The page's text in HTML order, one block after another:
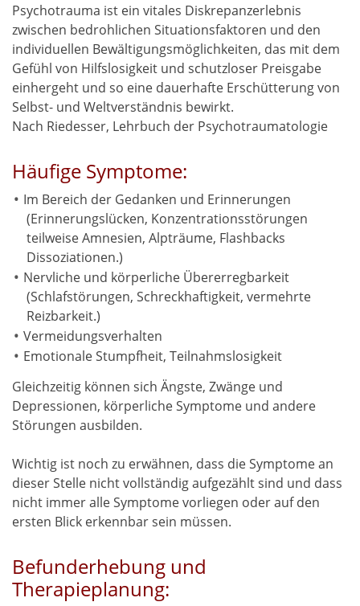
Psychotrauma ist ein vitales Diskrepanzerlebnis
zwischen bedrohlichen Situationsfaktoren und den
individuellen Bewältigungsmöglichkeiten, das mit dem
Gefühl von Hilfslosigkeit und schutzloser Preisgabe
einhergeht und so eine dauerhafte Erschütterung von
Selbst- und Weltverständnis bewirkt.
Nach Riedesser, Lehrbuch der Psychotraumatologie
Häufige Symptome:
Im Bereich der Gedanken und Erinnerungen
(Erinnerungslücken, Konzentrationsstörungen
teilweise Amnesien, Alpträume, Flashbacks
Dissoziationen.)
Nervliche und körperliche Übererregbarkeit
(Schlafstörungen, Schreckhaftigkeit, vermehrte
Reizbarkeit.)
Vermeidungsverhalten
Emotionale Stumpfheit, Teilnahmslosigkeit
Gleichzeitig können sich Ängste, Zwänge und
Depressionen, körperliche Symptome und andere
Störungen ausbilden.
Wichtig ist noch zu erwähnen, dass die Symptome an
dieser Stelle nicht vollständig aufgezählt sind und dass
nicht immer alle Symptome vorliegen oder auf den
ersten Blick erkennbar sein müssen.
Befunderhebung und
Therapieplanung: